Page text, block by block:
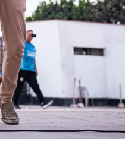
es_LA/all.js#xfbml=1»;
fjs);
jssdk»));